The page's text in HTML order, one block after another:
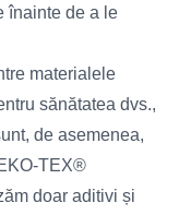
înainte de a le
materialele
sănătatea dvs.,
de asemenea,
TEX®
doar aditivi și